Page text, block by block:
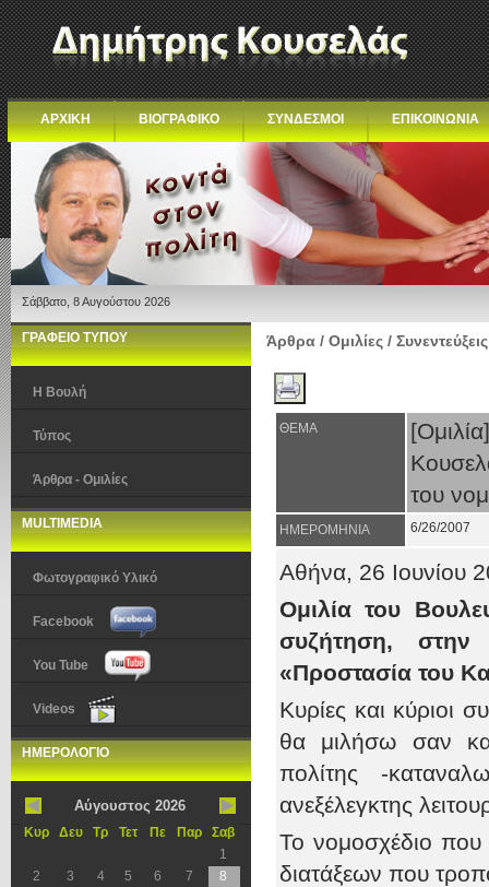
ΑΡΧΙΚΗ ΒΙΟΓΡΑΦΙΚΟ ΣΥΝΔΕΣΜΟΙ ΕΠΙΚΟΙΝΩΝΙΑ
Σάββατο, 8 Αυγούστου 2026
ΓΡΑΦΕΙΟ ΤΥΠΟΥ
Η Βουλή
Τύπος
Άρθρα - Ομιλίες
MULTIMEDIA
Φωτογραφικό Υλικό
Facebook
You Tube
Videos
ΗΜΕΡΟΛΟΓΙΟ
Αύγουστος 2026
Κυρ Δευ Τρ Τετ Πε Παρ
Σαβ
1
2
3 4 5 6 7
8
Άρθρα / Ομιλίες / Συνεντεύξεις
ΘΕΜΑ
του
ΗΜΕΡΟΜΗΝΙΑ 6/26/2007
Αθήνα, 26 Ιουνίου
Ομιλία του
συζήτηση, στην
«Προστασία του
Κυρίες και κύριοι
θα μιλήσω σαν
πολίτης -
ανεξέλεγκτης
Το νομοσχέδιο που
διατάξεων που